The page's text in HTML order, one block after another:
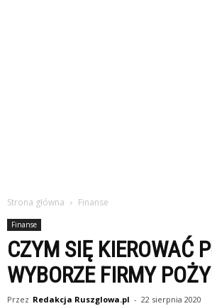
Strona główna Finanse
Finanse
CZYM SIĘ KIEROWAĆ
WYBORZE FIRMY
Przez Redakcja Ruszglowa.pl - 22 sierpnia 2020